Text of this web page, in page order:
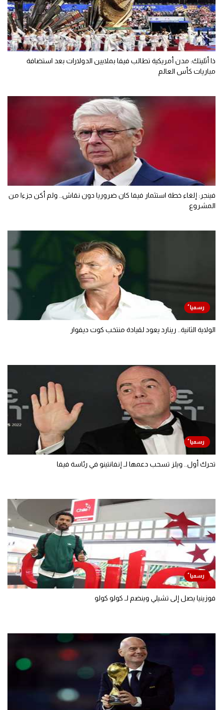
ذا أثليتك: مدن أمريكية تطالب فيفا بملايين الدولارات بعد استضافة
مباريات كأس العالم
فينجر: إلغاء خطة استثمار فيفا كان ضروريا دون نقاش.. ولم أكن جزءا من
المشروع
الولاية الثانية.. رينارد يعود لقيادة منتخب كوت ديفوار
تحرك أول.. ويلز تسحب دعمها لـ إنفانتينو في رئاسة فيفا
فوزينيا يصل إلى تشيلي وينضم لـ كولو كولو